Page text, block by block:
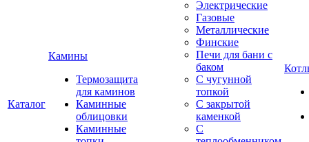
Каталог
Камины
Термозащита
для каминов
Каминные
облицовки
Каминные
Электрические
Газовые
Металлические
Финские
Печи для бани с
баком
С чугунной
топкой
С закрытой
каменкой
С